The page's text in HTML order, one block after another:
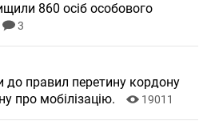
860 осіб особового
3
до правил перетину кордону
про мобілізацію.
19011